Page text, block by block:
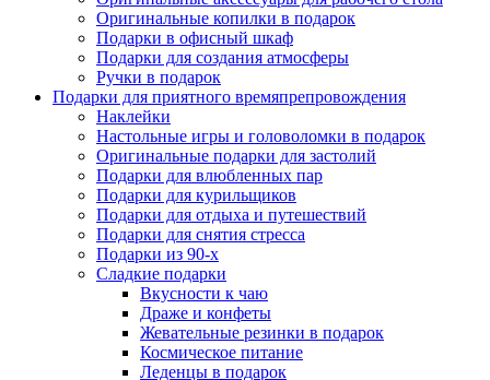
Оригинальные копилки в подарок
Подарки в офисный шкаф
Подарки для создания атмосферы
Ручки в подарок
Подарки для приятного времяпрепровождения
Наклейки
Настольные игры и головоломки в подарок
Оригинальные подарки для застолий
Подарки для влюбленных пар
Подарки для курильщиков
Подарки для отдыха и путешествий
Подарки для снятия стресса
Подарки из 90-х
Сладкие подарки
Вкусности к чаю
Драже и конфеты
Жевательные резинки в подарок
Космическое питание
Леденцы в подарок